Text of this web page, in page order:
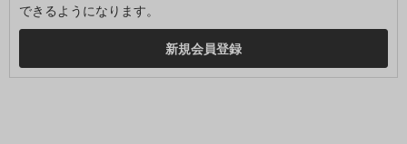
できるようになります。